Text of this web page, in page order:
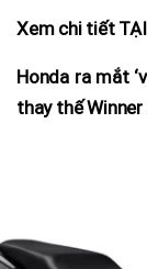
Xem chi tiết
Honda ra mắt
thay thế Winner